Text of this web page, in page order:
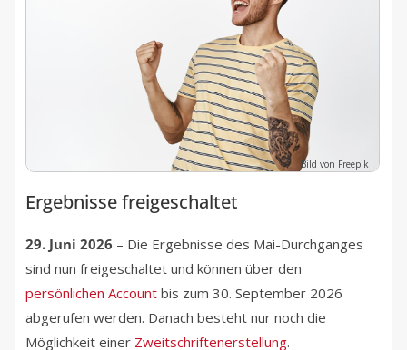
Bild von Freepik
Ergebnisse freigeschaltet
29. Juni 2026 – Die Ergebnisse des Mai-Durchganges
sind nun freigeschaltet und können über den
persönlichen Account bis zum 30. September 2026
abgerufen werden. Danach besteht nur noch die
Möglichkeit einer Zweitschriftenerstellung.